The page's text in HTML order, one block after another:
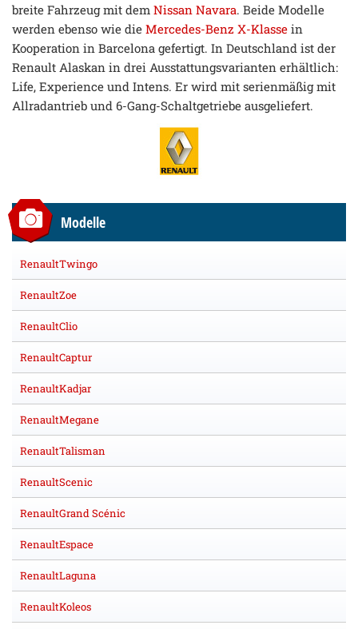
breite Fahrzeug mit dem Nissan Navara. Beide Modelle
werden ebenso wie die Mercedes-Benz X-Klasse in
Kooperation in Barcelona gefertigt. In Deutschland ist der
Renault Alaskan in drei Ausstattungsvarianten erhältlich:
Life, Experience und Intens. Er wird mit serienmäßig mit
Allradantrieb und 6-Gang-Schaltgetriebe ausgeliefert.
Modelle
RenaultTwingo
RenaultZoe
RenaultClio
RenaultCaptur
RenaultKadjar
RenaultMegane
RenaultTalisman
RenaultScenic
RenaultGrand Scénic
RenaultEspace
RenaultLaguna
RenaultKoleos